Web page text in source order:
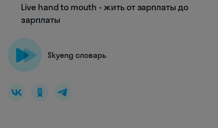
Live hand to mouth - жить от зарплаты до
зарплаты
Skyeng словарь